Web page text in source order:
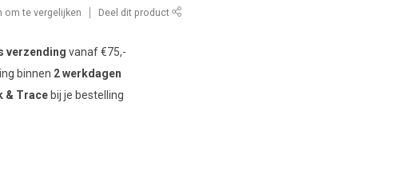
om te vergelijken Deel dit product
verzending vanaf €75,-
binnen 2 werkdagen
& Trace bij je bestelling